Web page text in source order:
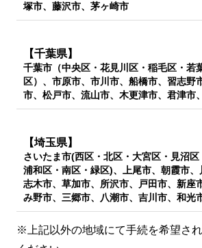
塚市、藤沢市、茅ヶ崎市
【千葉県】
千葉市（中央区・花見川区・稲毛区・若
区）、市原市、市川市、船橋市、習志野
市、松戸市、流山市、木更津市、君津市
【埼玉県】
さいたま市(西区・北区・大宮区・見沼区
浦和区・南区・緑区)、上尾市、朝霞市、
志木市、草加市、所沢市、戸田市、新座
み野市、三郷市、八潮市、吉川市、和光
※上記以外の地域にて手続を希望さ